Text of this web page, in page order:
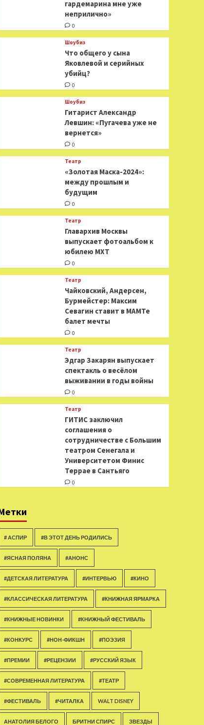
гардемарина мне уже
неприлично»
0
Шоубиз
Что общего у сына
Яковлевой и серийных
убийц?
0
Шоубиз
Гитарист Александр
Левшин: «Пугачева уже не
вернется»
0
Театр
«Золотая Маска-2024»:
между прошлым и
будущим
0
Театр
​​Главархив Москвы
выпускает фотоальбом к
юбилею МХТ
0
Театр
​​Чайковский, Андерсен,
Бурмейстер: Максим
Севагин ставит в МАМТе
балет мечты
0
Театр
Эдгар Закарян выпускает
спектакль о весёлом
выживании в годы войны
0
Театр
ГИТИС заключил
соглашения о
сотрудничестве с Большим
театром Сенегала и
Университетом Финис
Террае в Сантьяго
0
# АСПИР #В ЭТОТ ДЕНЬ РОДИЛИСЬ
#ЯСНАЯ ПОЛЯНА #АНОНС
#ДЕТСКАЯ ЛИТЕРАТУРА #ИНТЕРВЬЮ #КИНО
#КЛАССИЧЕСКАЯ ЛИТЕРАТУРА #КНИЖНАЯ ЯРМАРКА
#КНИЖНЫЕ НОВИНКИ #КНИЖНЫЙ ФЕСТИВАЛЬ
#КОНКУРС #НОН-ФИКШН #ПОЭЗИЯ
#ПРЕМИИ #РЕЦЕНЗИИ #РУССКИЙ ЯЗЫК
#СОВРЕМЕННАЯ ЛИТЕРАТУРА #ТЕАТР
#ФЕСТИВАЛЬ #ЧИТАЛКА WALT DISNEY
АНАТОЛИЯ БЕЛОГО БРИТНИ СПИРС ЗВЕЗДЫ